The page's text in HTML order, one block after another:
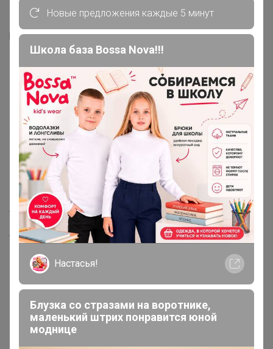
Вы можете получить ваши заказы в одном из центров
раздач 24-ok.ru.
пунктов выдачи заказов в Вашем регионе...
Или в пунктах выдачи популярных транспортных
компаний - Почта России, СДЭК, Яндекс.Доставка
Условия доставки зависят от выбранной транспортной
компании. Подробности условий доставки приведены
в соответствующих разделах:
Почта России
ТК СДЭК
ТК Яндекс Доставка
Инструкции для помощи в навигации по сайту:
Изменение пункта выдачи
Как понять, когда можно получить заказ
Как продлить срок хранения заказа в пункте выдачи
Новые предложения каждые 5 минут
Школа база Bossa Nova!!!
Настасья!
Блузка со стразами на воротнике,
маленький штрих понравится юной
моднице